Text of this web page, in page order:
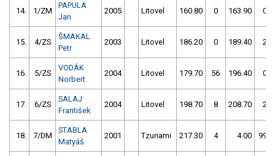
14. 1/ZM
PAPULA
Jan
2005 Litovel 160.80 0 163.90 0
15. 4/ZS
ŠMAKAL
Petr
2003 Litovel 186.20 0 189.40 2
16. 5/ZS
VODÁK
Norbert
2004 Litovel 179.70 56 196.40 0
17. 6/ZS
SALAJ
František
2004 Litovel 198.70 8 208.70 2
18. 7/DM
STABLA
Matyáš
2001 Tzunami 217.30 4 4.00 999